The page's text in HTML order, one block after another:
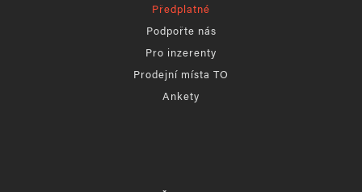
Předplatné
Podpořte nás
Pro inzerenty
Prodejní místa TO
Ankety